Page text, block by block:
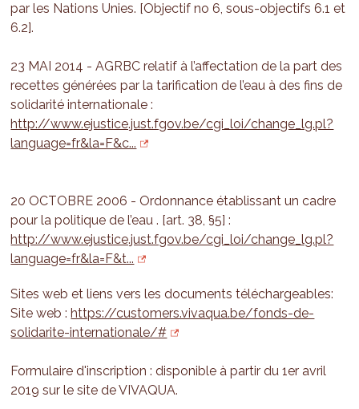
par les Nations Unies. [Objectif no 6, sous-objectifs 6.1 et
6.2].
23 MAI 2014 - AGRBC relatif à l’affectation de la part des
recettes générées par la tarification de l’eau à des fins de
solidarité internationale :
http://www.ejustice.just.fgov.be/cgi_loi/change_lg.pl?
language=fr&la=F&c...
20 OCTOBRE 2006 - Ordonnance établissant un cadre
pour la politique de l’eau . [art. 38, §5] :
http://www.ejustice.just.fgov.be/cgi_loi/change_lg.pl?
language=fr&la=F&t...
Sites web et liens vers les documents téléchargeables:
Site web : https://customers.vivaqua.be/fonds-de-
solidarite-internationale/#
Formulaire d'inscription : disponible à partir du 1er avril
2019 sur le site de VIVAQUA.